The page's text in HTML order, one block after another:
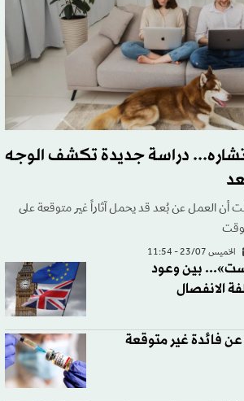
دراسة جديدة تكشف الوجه
أن العمل عن بُعد قد يحمل آثاراً غير متوقعة على
الخميس 23/07 - 11:54
بين وعود
الانفصال
فائدة غير متوقعة